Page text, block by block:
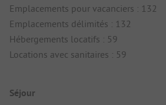
Emplacements pour vacanciers : 132
Emplacements délimités : 132
Hébergements locatifs : 59
Locations avec sanitaires : 59
Séjour